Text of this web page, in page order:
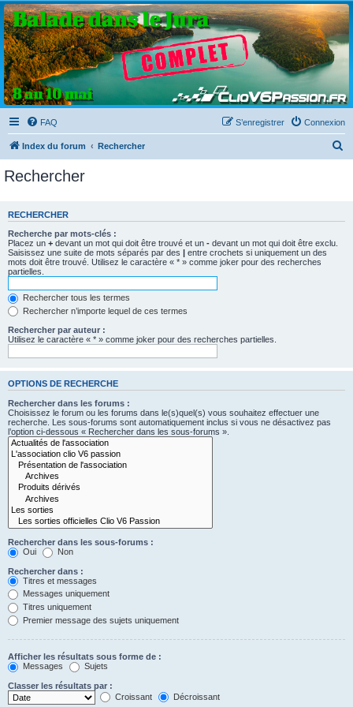
Clio V6 Passion
Le site français des passionnés de Clio V6
FAQ Connexion
S’enregistrer
Index du forum Rechercher
e
Rechercher
RECHERCHER
Recherche par mots-clés :
Placez un + devant un mot qui doit être trouvé et un - devant un mot qui doit être exclu.
Saisissez une suite de mots séparés par des | entre crochets si uniquement un des
mots doit être trouvé. Utilisez le caractère « * » comme joker pour des recherches
partielles.
Rechercher tous les termes
Rechercher n’importe lequel de ces termes
Rechercher par auteur :
Utilisez le caractère « * » comme joker pour des recherches partielles.
OPTIONS DE RECHERCHE
Rechercher dans les forums :
Choisissez le forum ou les forums dans le(s)quel(s) vous souhaitez effectuer une
recherche. Les sous-forums sont automatiquement inclus si vous ne désactivez pas
l’option ci-dessous « Rechercher dans les sous-forums ».
Rechercher dans les sous-forums :
Oui
Non
Rechercher dans :
Titres et messages
Messages uniquement
Titres uniquement
Premier message des sujets uniquement
Afficher les résultats sous forme de :
Messages
Sujets
Classer les résultats par :
Croissant
Décroissant